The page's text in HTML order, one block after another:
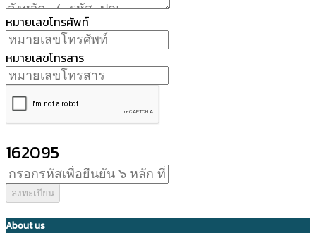
หมายเลขโทรศัพท์
หมายเลขโทรสาร
162095
ลงทะเบียน
About us